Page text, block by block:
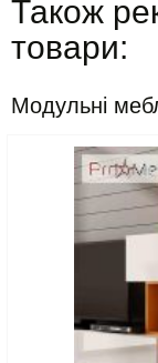
Також
товари:
Модульні